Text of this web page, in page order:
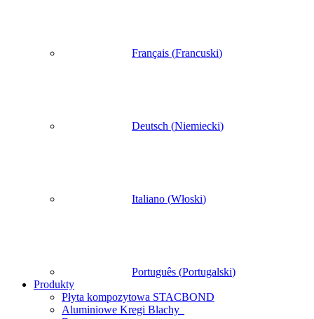
Français (Francuski)
Deutsch (Niemiecki)
Italiano (Włoski)
Português (Portugalski)
Produkty
Płyta kompozytowa STACBOND
Aluminiowe Kregi Blachy